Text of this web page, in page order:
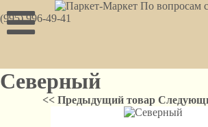
По вопросам
(995) 996-49-41
Северный
<< Предыдущий товар